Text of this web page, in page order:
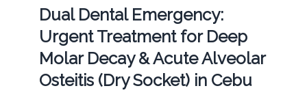
Dual Dental Emergency:
Urgent Treatment for Deep
Molar Decay & Acute Alveolar
Osteitis (Dry Socket) in Cebu